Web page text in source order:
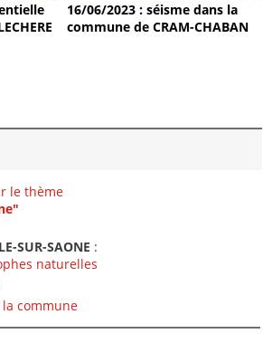
16/06/2023 : séisme dans la
commune de CRAM-CHABAN
le thème
SUR-SAONE :
naturelles
commune